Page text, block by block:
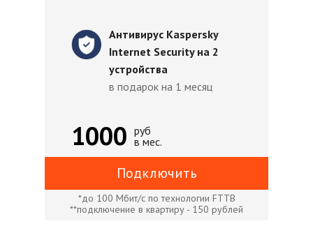
Антивирус Kaspersky
Internet Security на 2
устройства
в подарок на 1 месяц
руб
в мес.
Подключить
1000
*до 100 Мбит/с по технологии FTTB
**подключение в квартиру - 150 рублей